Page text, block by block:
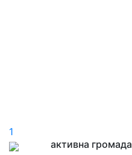
1
активна громада